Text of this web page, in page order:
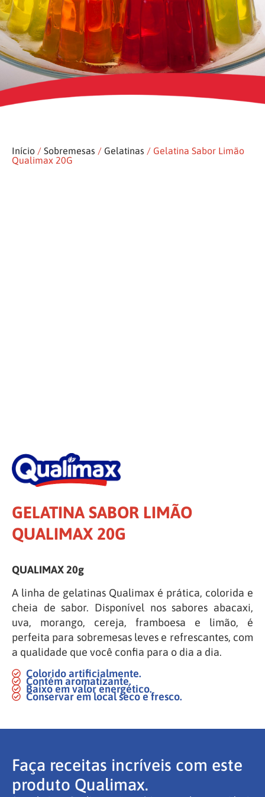
Início / Sobremesas / Gelatinas / Gelatina Sabor Limão
Qualimax 20G
GELATINA SABOR LIMÃO
QUALIMAX 20G
QUALIMAX 20g
A linha de gelatinas Qualimax é prática, colorida e
cheia de sabor. Disponível nos sabores abacaxi,
uva, morango, cereja, framboesa e limão, é
perfeita para sobremesas leves e refrescantes, com
a qualidade que você confia para o dia a dia.
Colorido artificialmente.
Contém aromatizante.
Baixo em valor energético.
Conservar em local seco e fresco.
Faça receitas incríveis com este
produto Qualimax.